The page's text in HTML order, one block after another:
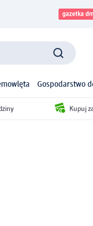
Gospodarstwo
Kupuj